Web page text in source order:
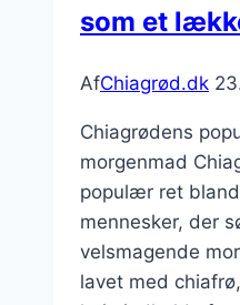
som et
AfChiagrød.dk
Chiagrødens
morgenmad
populær ret
mennesker, der
velsmagende
lavet med